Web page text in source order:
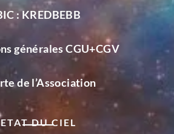
: KREDBEBB
générales CGU+CGV
de l’Association
ETAT DU CIEL